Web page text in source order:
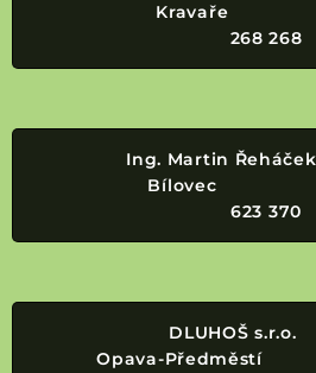
Kravaře
268 268
Ing. Martin
Bílovec
623 370
Opava-